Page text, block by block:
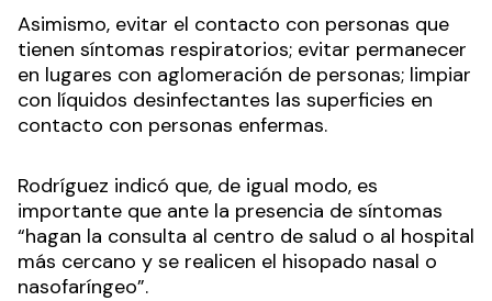
Asimismo, evitar el contacto con personas que
tienen síntomas respiratorios; evitar permanecer
en lugares con aglomeración de personas; limpiar
con líquidos desinfectantes las superficies en
contacto con personas enfermas.
Rodríguez indicó que, de igual modo, es
importante que ante la presencia de síntomas
“hagan la consulta al centro de salud o al hospital
más cercano y se realicen el hisopado nasal o
nasofaríngeo”.